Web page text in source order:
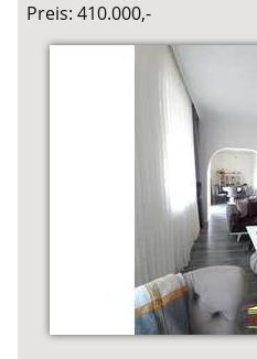
Preis: 410.000,-